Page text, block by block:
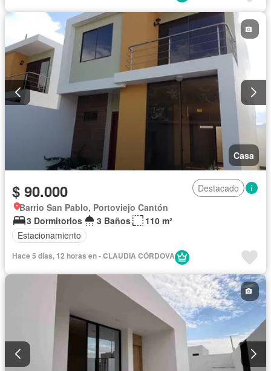
Casa
$ 90.000
Destacado
Barrio San Pablo, Portoviejo Cantón
3 Dormitorios
3 Baños
110 m²
Estacionamiento
Hace 5 días, 12 horas en - CLAUDIA CÓRDOVA